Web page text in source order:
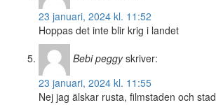
23 januari, 2024 kl. 11:52
Hoppas det inte blir krig i landet
Bebi peggy skriver:
23 januari, 2024 kl. 11:55
Nej jag älskar rusta, filmstaden och